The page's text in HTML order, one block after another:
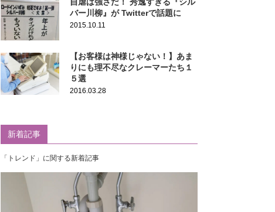
バー川柳』が Twitterで話題に
2015.10.11
【お客様は神様じゃない！】あま
りにも理不尽なクレーマーたち１
５選
2016.03.28
新着記事
「トレンド」に関する新着記事